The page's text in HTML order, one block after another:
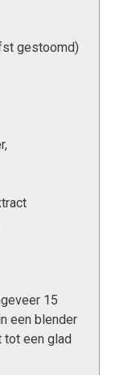
gestoomd)
15
een blender
een glad